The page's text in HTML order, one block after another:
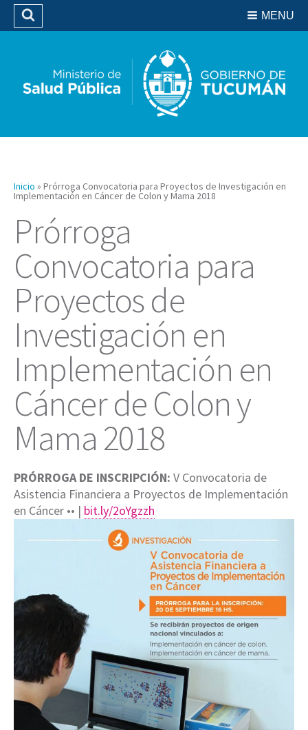
Biblioteca
MENU
Buscar
Inicio » Prórroga Convocatoria para Proyectos de Investigación en
Implementación en Cáncer de Colon y Mama 2018
Prórroga
Convocatoria para
Proyectos de
Investigación en
Implementación en
Cáncer de Colon y
Mama 2018
PRÓRROGA DE INSCRIPCIÓN: V Convocatoria de
Asistencia Financiera a Proyectos de Implementación
en Cáncer •• | bit.ly/2oYgzzh